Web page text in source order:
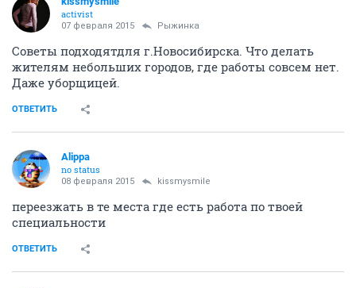
целых два предложения - из Трэвеллерс (помощник
шеф-повара) и из зоомагазина.
Была готова пойти в уборщицы, няни или
домработницы.
Работу я нашла благодаря репосту моего крика о
использовала все имеющиеся возможности.
ОТВЕТИТЬ
no status
04 февраля 2015